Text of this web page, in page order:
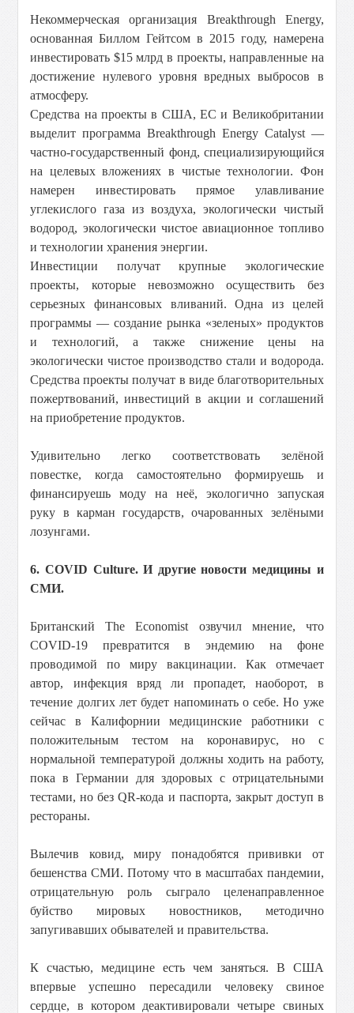
Некоммерческая организация Breakthrough Energy,
основанная Биллом Гейтсом в 2015 году, намерена
инвестировать $15 млрд в проекты, направленные на
достижение нулевого уровня вредных выбросов в
атмосферу.
Средства на проекты в США, ЕС и Великобритании
выделит программа Breakthrough Energy Catalyst —
частно-государственный фонд, специализирующийся
на целевых вложениях в чистые технологии. Фон
намерен инвестировать прямое улавливание
углекислого газа из воздуха, экологически чистый
водород, экологически чистое авиационное топливо
и технологии хранения энергии.
Инвестиции получат крупные экологические
проекты, которые невозможно осуществить без
серьезных финансовых вливаний. Одна из целей
программы — создание рынка «зеленых» продуктов
и технологий, а также снижение цены на
экологически чистое производство стали и водорода.
Средства проекты получат в виде благотворительных
пожертвований, инвестиций в акции и соглашений
на приобретение продуктов.
Удивительно легко соответствовать зелёной
повестке, когда самостоятельно формируешь и
финансируешь моду на неё, экологично запуская
руку в карман государств, очарованных зелёными
лозунгами.
6. COVID Culture. И другие новости медицины и
СМИ.
Британский The Economist озвучил мнение, что
COVID-19 превратится в эндемию на фоне
проводимой по миру вакцинации. Как отмечает
автор, инфекция вряд ли пропадет, наоборот, в
течение долгих лет будет напоминать о себе. Но уже
сейчас в Калифорнии медицинские работники с
положительным тестом на коронавирус, но с
нормальной температурой должны ходить на работу,
пока в Германии для здоровых с отрицательными
тестами, но без QR-кода и паспорта, закрыт доступ в
рестораны.
Вылечив ковид, миру понадобятся прививки от
бешенства СМИ. Потому что в масштабах пандемии,
отрицательную роль сыграло целенаправленное
буйство мировых новостников, методично
запугивавших обывателей и правительства.
К счастью, медицине есть чем заняться. В США
впервые успешно пересадили человеку свиное
сердце, в котором деактивировали четыре свиных